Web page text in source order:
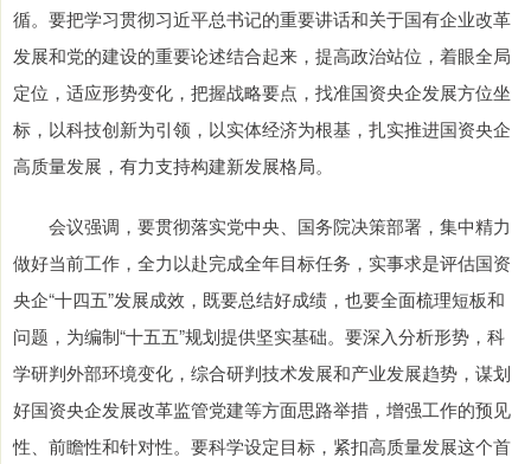
循。要把学习贯彻习近平总书记的重要讲话和关于国有企业改革
发展和党的建设的重要论述结合起来，提高政治站位，着眼全局
定位，适应形势变化，把握战略要点，找准国资央企发展方位坐
标，以科技创新为引领，以实体经济为根基，扎实推进国资央企
高质量发展，有力支持构建新发展格局。
会议强调，要贯彻落实党中央、国务院决策部署，集中精力
做好当前工作，全力以赴完成全年目标任务，实事求是评估国资
央企“十四五”发展成效，既要总结好成绩，也要全面梳理短板和
问题，为编制“十五五”规划提供坚实基础。要深入分析形势，科
学研判外部环境变化，综合研判技术发展和产业发展趋势，谋划
好国资央企发展改革监管党建等方面思路举措，增强工作的预见
性、前瞻性和针对性。要科学设定目标，紧扣高质量发展这个首